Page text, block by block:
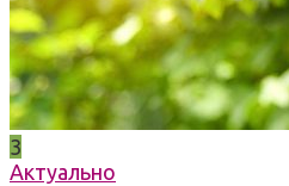
3
Актуально